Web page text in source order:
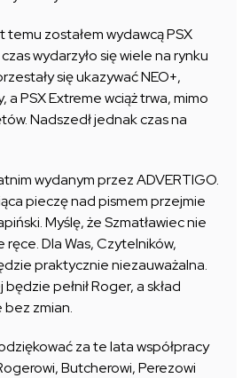
temu zostałem wydawcą PSX
wydarzyło się wiele na rynku
się ukazywać NEO+,
a PSX Extreme wciąż trwa, mimo
Nadszedł jednak czas na
wydanym przez ADVERTIGO.
pieczę nad pismem przejmie
Myślę, że Szmatławiec nie
ręce. Dla Was, Czytelników,
praktycznie niezauważalna.
pełnił Roger, a skład
zmian.
za te lata współpracy
Butcherowi, Perezowi